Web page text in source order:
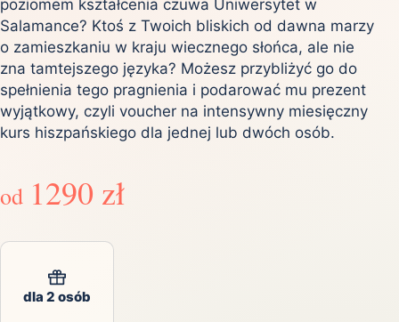
poziomem kształcenia czuwa Uniwersytet w
Salamance? Ktoś z Twoich bliskich od dawna marzy
o zamieszkaniu w kraju wiecznego słońca, ale nie
zna tamtejszego języka? Możesz przybliżyć go do
spełnienia tego pragnienia i podarować mu prezent
wyjątkowy, czyli voucher na intensywny miesięczny
kurs hiszpańskiego dla jednej lub dwóch osób.
od 1290 zł
dla 2 osób